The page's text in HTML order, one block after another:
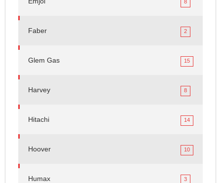
8
Faber 2
Glem Gas 15
Harvey 8
Hitachi 14
Hoover 10
Humax 3